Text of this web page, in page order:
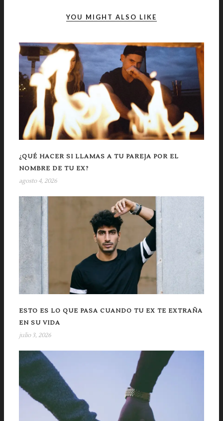
YOU MIGHT ALSO LIKE
¿QUÉ HACER SI LLAMAS A TU PAREJA POR EL
NOMBRE DE TU EX?
agosto 4, 2026
ESTO ES LO QUE PASA CUANDO TU EX TE EXTRAÑA
EN SU VIDA
julio 3, 2026